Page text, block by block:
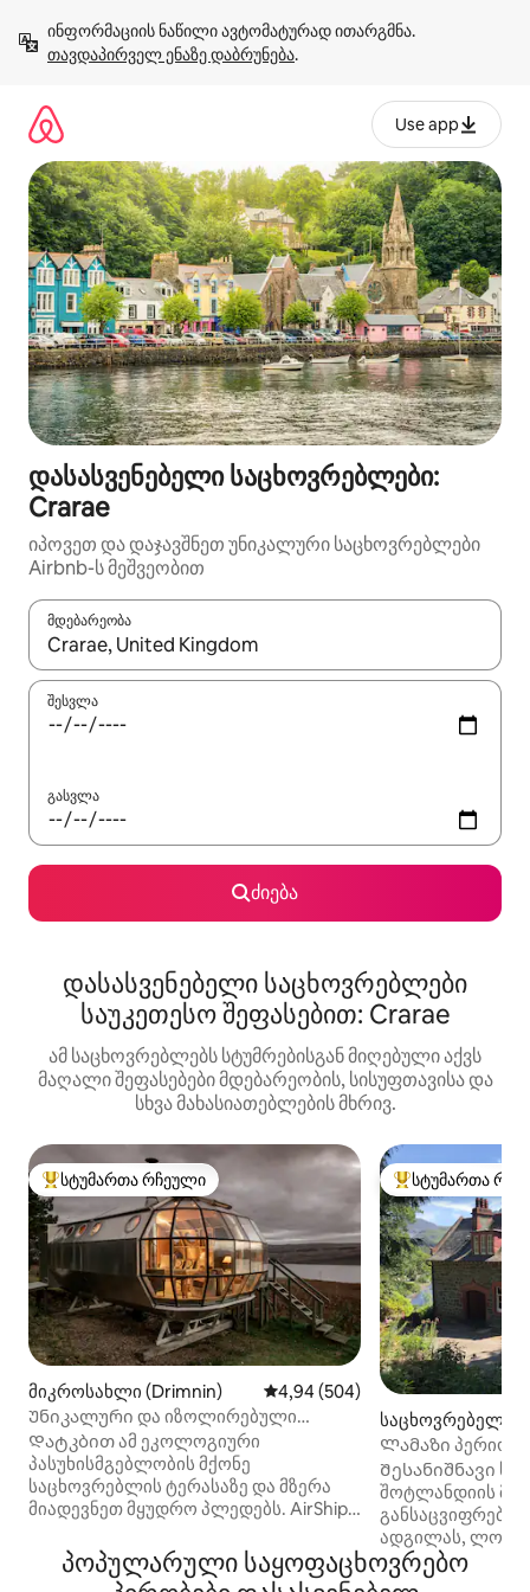
გადასვლა
თავდაპირველ ენაზე დაბრუნება.
Use app
დასასვენებელი საცხოვრებლები:
Crarae
იპოვეთ და დაჯავშნეთ უნიკალური საცხოვრებლები
Airbnb-ს მეშვეობით
მდებარეობა
როცა შედეგები ხელმისაწვდომი გახდება, ნავიგაციისთვის
შესვლა
გასვლა
ძიება
დასასვენებელი საცხოვრებლები
საუკეთესო შეფასებით: Crarae
ამ საცხოვრებლებს სტუმრებისგან მიღებული აქვს
მაღალი შეფასებები მდებარეობის, სისუფთავისა და
სხვა მახასიათებლების მხრივ.
სტუმართა რჩეული მოწინავე ვარიანტი
სტუმართა რჩეული
მიკროსახლი (Drimnin) საშუალო შეფასებაა 5‑დან
4,94 (504)
Უნიკალური და იზოლირებული
საჰაერო ხომალდი და თვალწარმტაცი
მთების ხედები
Დატკბით ამ ეკოლოგიური
პასუხისმგებლობის მქონე
საცხოვრებლის ტერასაზე და მზერა
მიადევნეთ მყუდრო პლედებს. AirShip 2
დაპროექტებული საკულტო,
იზოლირებული საცხოვრებელი,
სტუმართა
სტუმართა
საცხოვრებელი
s)
Ლამაზი
შესანიშნავი
Შესანიშნავი
შოტლანდიის
ადგილას, ლოხ-შენზე.
ხანგრძლივი
მცირე
პოპულარული საყოფაცხოვრებო